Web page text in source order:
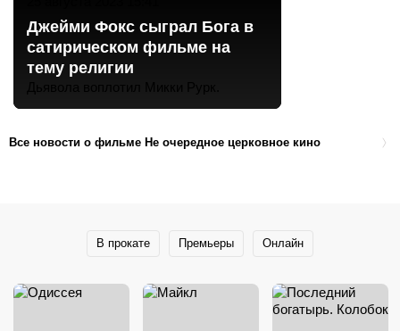
Джейми Фокс сыграл Бога в
сатирическом фильме на
тему религии
Все новости о фильме Не очередное церковное кино
В прокате Премьеры Онлайн